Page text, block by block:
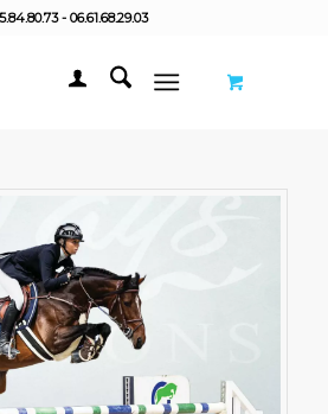
- 06.61.68.29.03